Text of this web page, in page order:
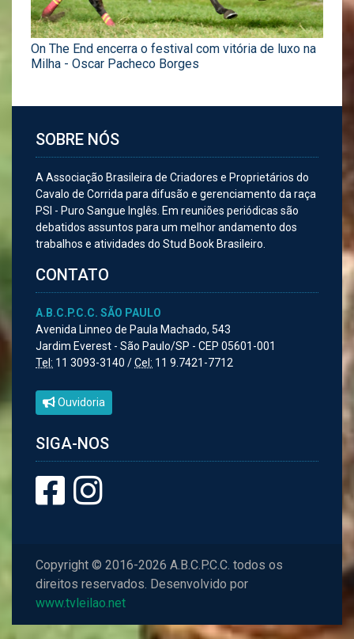
On The End encerra o festival com vitória de luxo na
Milha - Oscar Pacheco Borges
SOBRE NÓS
A Associação Brasileira de Criadores e Proprietários do
Cavalo de Corrida para difusão e gerenciamento da raça
PSI - Puro Sangue Inglês. Em reuniões periódicas são
debatidos assuntos para um melhor andamento dos
trabalhos e atividades do Stud Book Brasileiro.
CONTATO
A.B.C.P.C.C. SÃO PAULO
Avenida Linneo de Paula Machado, 543
Jardim Everest - São Paulo/SP - CEP 05601-001
Tel: 11 3093-3140 /Cel: 11 9.7421-7712
Ouvidoria
SIGA-NOS
Copyright © 2016-2026 A.B.C.P.C.C. todos os
direitos reservados. Desenvolvido por
www.tvleilao.net